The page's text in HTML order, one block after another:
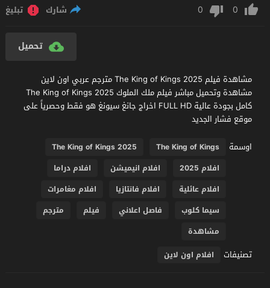
0
0 شارك تبليغ
تحميل
مشاهدة فيلم The King of Kings 2025 مترجم عربي اون لاين
مشاهدة وتحميل مباشر فيلم ملك الملوك The King of Kings 2025
كامل بجودة عالية FULL HD اخراج جانغ سيونغ هو فقط وحصرياً على
موقع فشار الجديد
اوسمة
The King of Kings
The King of Kings 2025
افلام 2025
افلام انيميشن
افلام دراما
افلام عائلية
افلام فانتازيا
افلام مغامرات
سيما كلوب
فاصل اعلاني فيلم
مترجم
مشاهدة
تصنيفات افلام اون لاين